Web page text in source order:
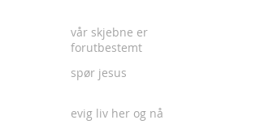
vår skjebne er
forutbestemt
spør jesus
evig liv her og nå